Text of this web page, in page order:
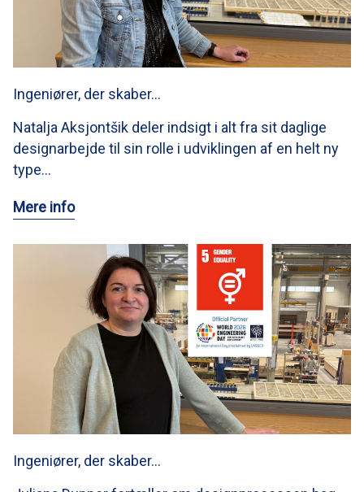
Ingeniører, der skaber…
Natalja Aksjontšik deler indsigt i alt fra sit daglige
designarbejde til sin rolle i udviklingen af en helt ny
type…
Mere info
Ingeniører, der skaber…